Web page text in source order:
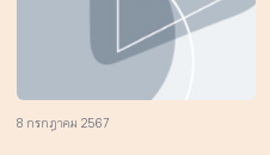
8 กรกฎาคม 2567